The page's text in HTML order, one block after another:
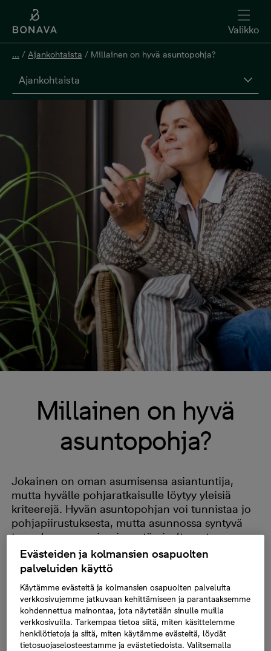
Valikko
... / Ajankohtaista / Millainen on hyvä asuntopohja?
Ajankohtaista
Millainen on hyvä
asuntopohja?
Jokainen on oman asumisensa asiantuntija,
mutta hyvälle pohjaratkaisulle löytyy yleisiä
kriteerejä. Hyvän asuntopohjan voi tunnistaa jo
pohjapiirustuksesta, mutta asunnossa syntyvä
tunnelma on usein pienestä oivaltavasta
ajatuksesta kiinni. Joudun pohtimaan otsikon
kysymystä työssäni päivittäin. Teen töitä
yrityksessä, joka suunnittelee ja rakentaa
asuntoja. Enkä pohdi asiaa pelkästään
lisätäkseni myyntiä, vaan koska olen
koulutukseltani arkkitehti. Kysymys on minulle
siis myös ammatillisesti tärkeä.
Evästeiden ja kolmansien osapuolten
palveluiden käyttö
Käytämme evästeitä ja kolmansien osapuolten palveluita
verkkosivujemme jatkuvaan kehittämiseen ja parantaaksemme
kohdennettua mainontaa, jota näytetään sinulle muilla
verkkosivuilla. Tarkempaa tietoa siitä, miten käsittelemme
henkilötietoja ja siitä, miten käytämme evästeitä, löydät
tietosuojaselosteestamme ja evästetiedoista. Valitsemalla